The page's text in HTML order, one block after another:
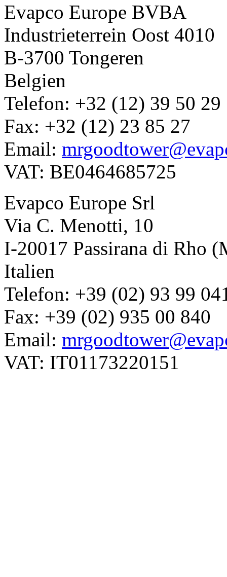
Evapco Europe BVBA
Industrieterrein Oost 4010
B-3700 Tongeren
Belgien
Telefon: +32 (12) 39 50 29
Fax: +32 (12) 23 85 27
Email:
VAT: BE0464685725
Evapco Europe Srl
Via C. Menotti, 10
I-20017 Passirana di Rho
Italien
Telefon: +39 (02) 93 99
Fax: +39 (02) 935 00 840
Email:
VAT: IT01173220151